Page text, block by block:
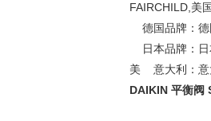
FAIRCHILD,美
德国品牌：德
日本品牌：日
美 意大利：意
DAIKIN 平衡阀